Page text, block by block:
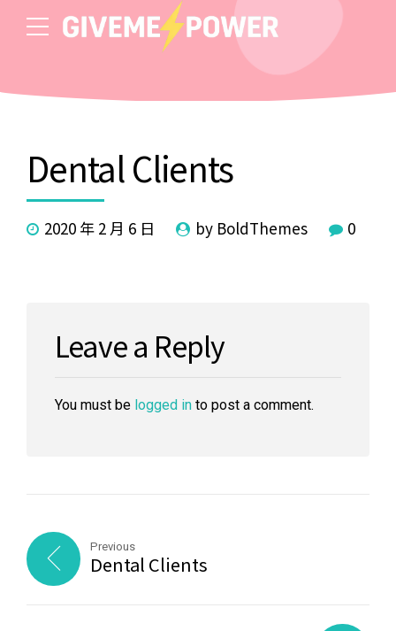
Dental Clients
2020 年 2 月 6 日 by BoldThemes 0
Leave a Reply
You must be logged in to post a comment.
Previous
Dental Clients